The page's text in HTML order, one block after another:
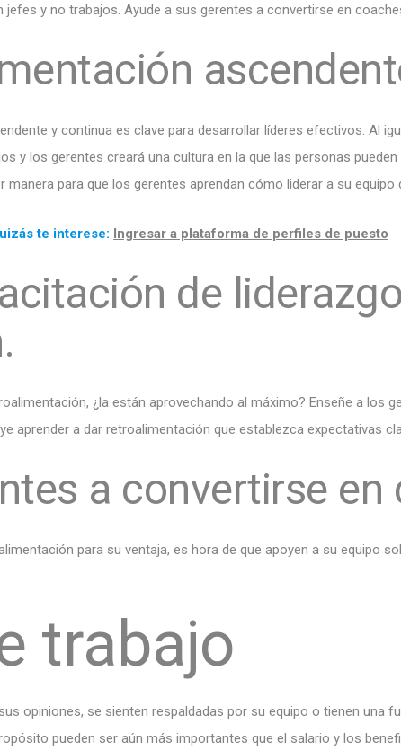
y no trabajos. Ayude a sus gerentes a convertirse en
y continua es clave para desarrollar líderes efectivos. Al
y los gerentes creará una cultura en la que las personas
para que los gerentes aprendan cómo liderar a su
te interese: Ingresar a plataforma de perfiles de puesto
de
¿la están aprovechando al máximo? Enseñe a los
aprender a dar retroalimentación que establezca expectativas
a convertirse en
para su ventaja, es hora de que apoyen a su equipo
trabajo
opiniones, se sienten respaldadas por su equipo o tienen una
pueden ser aún más importantes que el salario y los